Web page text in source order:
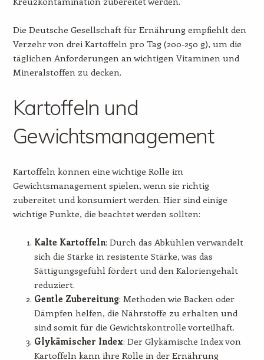
Die Deutsche Gesellschaft für Ernährung empfiehlt den
Verzehr von drei Kartoffeln pro Tag (200-250 g), um die
täglichen Anforderungen an wichtigen Vitaminen und
Mineralstoffen zu decken.
Kartoffeln und
Gewichtsmanagement
Kartoffeln können eine wichtige Rolle im
Gewichtsmanagement spielen, wenn sie richtig
zubereitet und konsumiert werden. Hier sind einige
wichtige Punkte, die beachtet werden sollten:
Kalte Kartoffeln: Durch das Abkühlen verwandelt
sich die Stärke in resistente Stärke, was das
Sättigungsgefühl fördert und den Kaloriengehalt
reduziert.
Gentle Zubereitung: Methoden wie Backen oder
Dämpfen helfen, die Nährstoffe zu erhalten und
sind somit für die Gewichtskontrolle vorteilhaft.
Glykämischer Index: Der Glykämische Index von
Kartoffeln kann ihre Rolle in der Ernährung